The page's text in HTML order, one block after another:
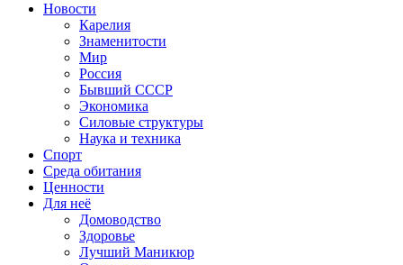
Новости
Карелия
Знаменитости
Мир
Россия
Бывший СССР
Экономика
Силовые структуры
Наука и техника
Спорт
Среда обитания
Ценности
Для неё
Домоводство
Здоровье
Лучший Маникюр